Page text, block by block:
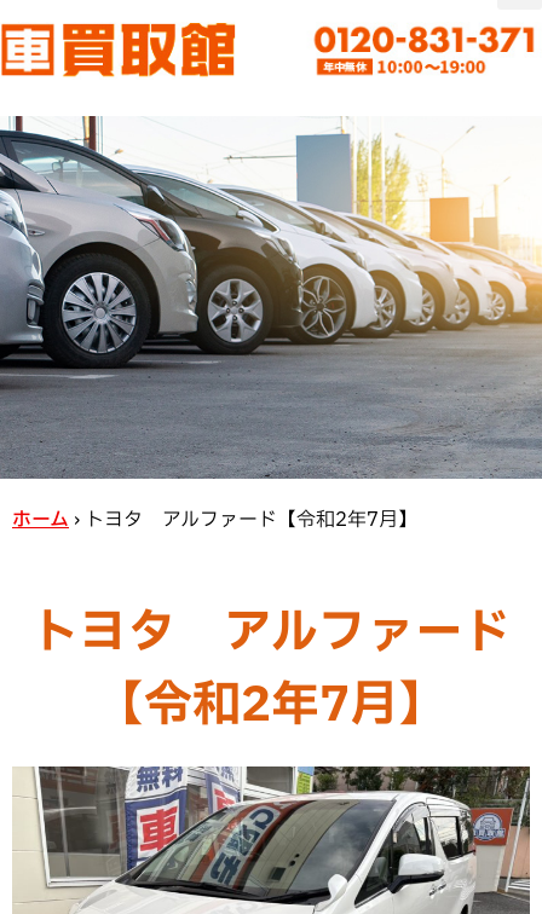
ホーム › トヨタ アルファード【令和2年7月】
トヨタ アルファード
【令和2年7月】